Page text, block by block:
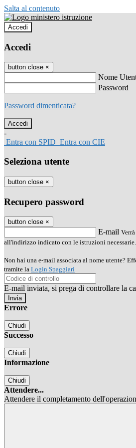
Salta al contenuto
Accedi
Accedi
button close ×
Nome
Password
Password dimenticata?
-
Entra con SPID Entra con CIE
Seleziona utente
button close ×
Recupero password
button close ×
E-mail
all'indirizzo indicato con le istruzioni necessarie.
Non hai una e-mail associata al nome utente?
tramite la Login Spaggiari
E-mail inviata, si prega di controllare la
Errore
Chiudi
Successo
Chiudi
Informazione
Chiudi
Attendere...
Attendere il completamento